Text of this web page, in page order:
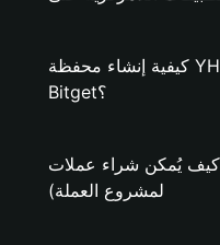
كيفية إنشاء محفظة YHNRFAWDA على محفظة
Bitget؟
كيف يُمكن شراء عملات YHNRFAWDA؟ (فقط
لمشروع العملة)